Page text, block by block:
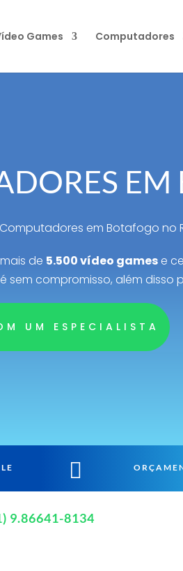
Games Computadores
em Botafogo no
de 5.500 vídeo gamese
compromisso, além disso
UM ESPECIALISTA

9.86641-8134